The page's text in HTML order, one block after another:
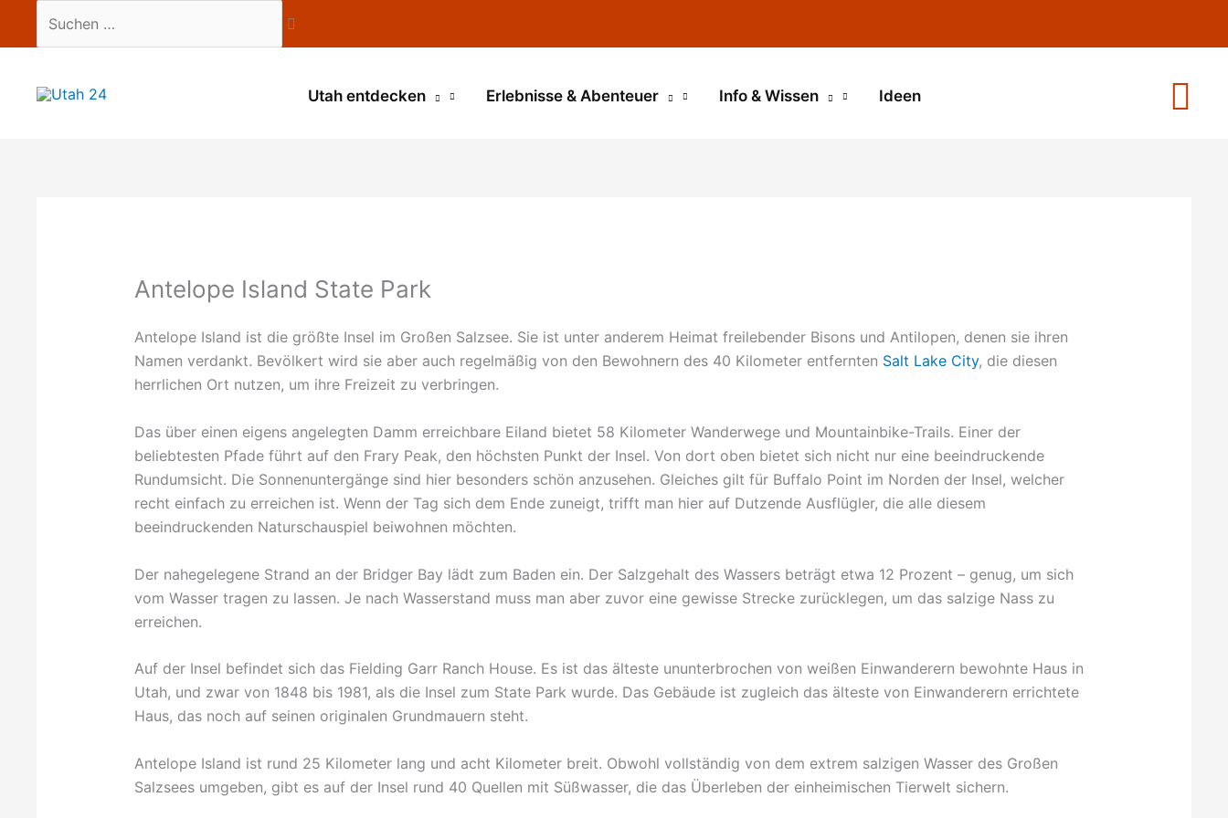
Utah entdecken Erlebnisse & Abenteuer Info & Wissen Ideen
Antelope Island State Park
Antelope Island ist die größte Insel im Großen Salzsee. Sie ist unter anderem Heimat freilebender Bisons und Antilopen, denen sie ihren
Namen verdankt. Bevölkert wird sie aber auch regelmäßig von den Bewohnern des 40 Kilometer entfernten Salt Lake City, die diesen
herrlichen Ort nutzen, um ihre Freizeit zu verbringen.
Das über einen eigens angelegten Damm erreichbare Eiland bietet 58 Kilometer Wanderwege und Mountainbike-Trails. Einer der
beliebtesten Pfade führt auf den Frary Peak, den höchsten Punkt der Insel. Von dort oben bietet sich nicht nur eine beeindruckende
Rundumsicht. Die Sonnenuntergänge sind hier besonders schön anzusehen. Gleiches gilt für Buffalo Point im Norden der Insel, welcher
recht einfach zu erreichen ist. Wenn der Tag sich dem Ende zuneigt, trifft man hier auf Dutzende Ausflügler, die alle diesem
beeindruckenden Naturschauspiel beiwohnen möchten.
Der nahegelegene Strand an der Bridger Bay lädt zum Baden ein. Der Salzgehalt des Wassers beträgt etwa 12 Prozent – genug, um sich
vom Wasser tragen zu lassen. Je nach Wasserstand muss man aber zuvor eine gewisse Strecke zurücklegen, um das salzige Nass zu
erreichen.
Auf der Insel befindet sich das Fielding Garr Ranch House. Es ist das älteste ununterbrochen von weißen Einwanderern bewohnte Haus in
Utah, und zwar von 1848 bis 1981, als die Insel zum State Park wurde. Das Gebäude ist zugleich das älteste von Einwanderern errichtete
Haus, das noch auf seinen originalen Grundmauern steht.
Antelope Island ist rund 25 Kilometer lang und acht Kilometer breit. Obwohl vollständig von dem extrem salzigen Wasser des Großen
Salzsees umgeben, gibt es auf der Insel rund 40 Quellen mit Süßwasser, die das Überleben der einheimischen Tierwelt sichern.